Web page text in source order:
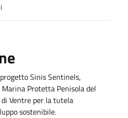
Sinis Sentinels,
Marina Protetta Penisola del
Ventre per la tutela
sostenibile.